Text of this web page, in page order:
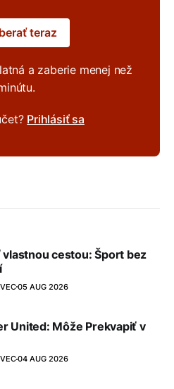
teraz
a zaberie menej než
Prihlásiť sa
vlastnou cestou: Šport bez
05 AUG 2026
United: Môže Prekvapiť v
04 AUG 2026